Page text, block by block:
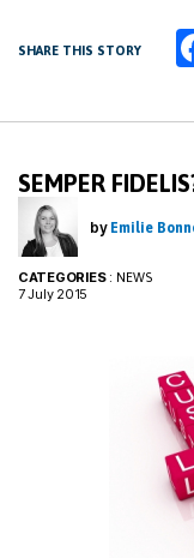
SHARE THIS STORY
SEMPER
by Emilie
CATEGORIES: NEWS
7 July 2015